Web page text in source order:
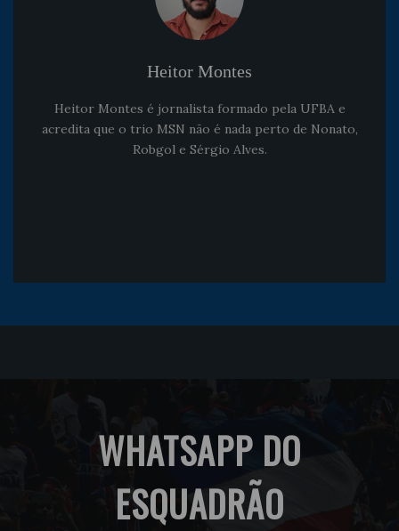
Heitor Montes
Heitor Montes é jornalista formado pela UFBA e
acredita que o trio MSN não é nada perto de Nonato,
Robgol e Sérgio Alves.
WHATSAPP DO
ESQUADRÃO